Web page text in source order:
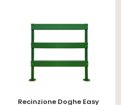
Recinzione Doghe Easy